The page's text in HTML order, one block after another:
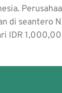
di seantero
IDR